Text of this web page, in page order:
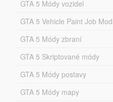
GTA 5 Módy vozidel
GTA 5 Vehicle Paint Job
GTA 5 Módy zbraní
GTA 5 Skriptované módy
GTA 5 Módy postavy
GTA 5 Módy mapy